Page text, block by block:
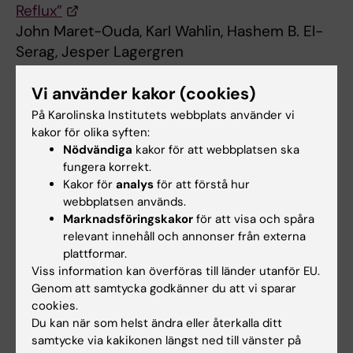
Reflux”
John Maret-Ouda, Karl Wahlin, Hashem B. El-
Serag, Jesper Lagergren
JAMA, online 12 september 2017, doi:
10.1001/jama.2017.10981
Gastroenterologi Kirurgi
Mag- och tarmsjukdomar
Uppdaterad av:
Webb Admin
Dela
Vi använder kakor (cookies)
På Karolinska Institutets webbplats använder vi
kakor för olika syften:
Nödvändiga kakor för att webbplatsen ska
fungera korrekt.
Kakor för analys för att förstå hur
webbplatsen används.
Marknadsföringskakor för att visa och spåra
relevant innehåll och annonser från externa
plattformar.
Viss information kan överföras till länder utanför EU.
Genom att samtycka godkänner du att vi sparar
cookies.
Du kan när som helst ändra eller återkalla ditt
samtycke via kakikonen längst ned till vänster på